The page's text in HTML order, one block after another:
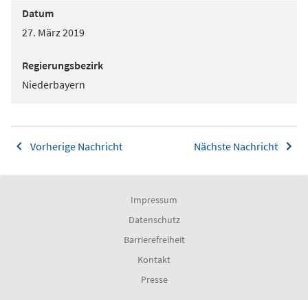
Datum
27. März 2019
Regierungsbezirk
Niederbayern
Vorherige Nachricht Nächste Nachricht
Impressum
Datenschutz
Barrierefreiheit
Kontakt
Presse